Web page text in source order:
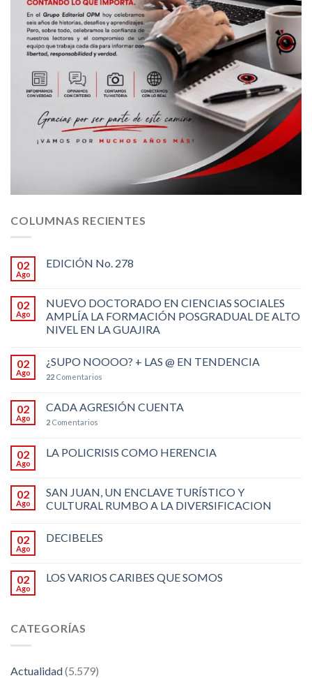
COLUMNAS RECIENTES
02
Ago
EDICIÓN No. 278
02
Ago
NUEVO DOCTORADO EN CIENCIAS SOCIALES
AMPLÍA LA FORMACIÓN POSGRADUAL DE ALTO
NIVEL EN LA GUAJIRA
02
Ago
¿SUPO NOOOO? + LAS @ EN TENDENCIA
22 Comentarios
02
Ago
CADA AGRESIÓN CUENTA
2 Comentarios
02
Ago
LA POLICRISIS COMO HERENCIA
02
Ago
SAN JUAN, UN ENCLAVE TURÍSTICO Y
CULTURAL RUMBO A LA DIVERSIFICACION
02
Ago
DECIBELES
02
Ago
LOS VARIOS CARIBES QUE SOMOS
CATEGORÍAS
Actualidad(5.579)